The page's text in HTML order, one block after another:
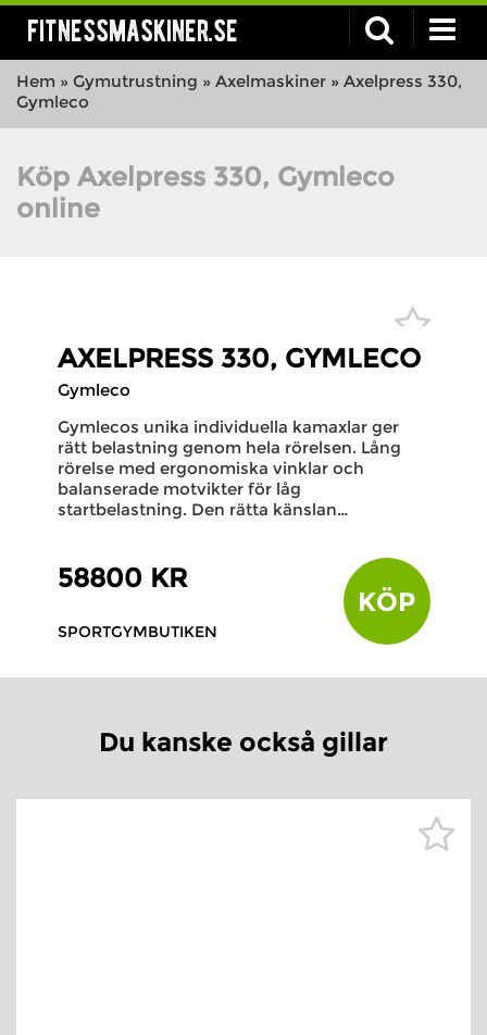
fitnessmaskiner.se
Hem » Gymutrustning » Axelmaskiner » Axelpress 330,
Gymleco
Köp Axelpress 330, Gymleco
online
AXELPRESS 330, GYMLECO
Gymleco
Gymlecos unika individuella kamaxlar ger
rätt belastning genom hela rörelsen. Lång
rörelse med ergonomiska vinklar och
balanserade motvikter för låg
startbelastning. Den rätta känslan…
58800 KR
SPORTGYMBUTIKEN
KÖP
Du kanske också gillar